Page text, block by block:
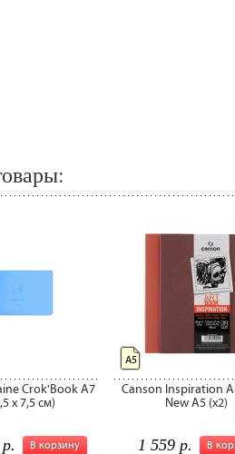
Crok'Book A7
x 7,5 см)
В корзину
Canson Inspiration
New A5 (x2)
В
1 559 р.
А5